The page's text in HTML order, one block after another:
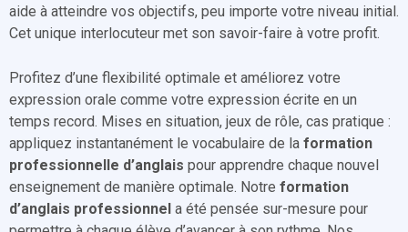
aide à atteindre vos objectifs, peu importe votre niveau initial.
Cet unique interlocuteur met son savoir-faire à votre profit.
Profitez d’une flexibilité optimale et améliorez votre
expression orale comme votre expression écrite en un
temps record. Mises en situation, jeux de rôle, cas pratique :
appliquez instantanément le vocabulaire de la formation
professionnelle d’anglais pour apprendre chaque nouvel
enseignement de manière optimale. Notre formation
d’anglais professionnel a été pensée sur-mesure pour